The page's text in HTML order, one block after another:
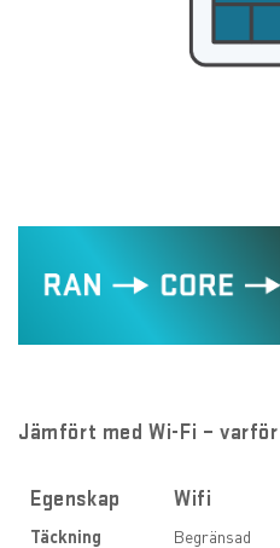
Jämfört med Wi-Fi –
Egenskap
Täckning
Wifi
Begränsad